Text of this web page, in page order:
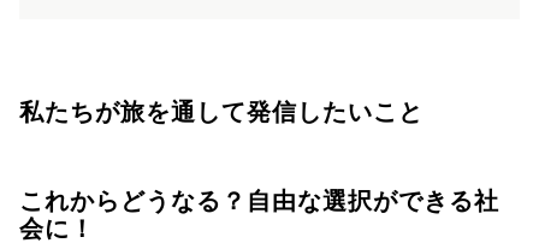
私たちが旅を通して発信したいこと
これからどうなる？自由な選択ができる社
会に！